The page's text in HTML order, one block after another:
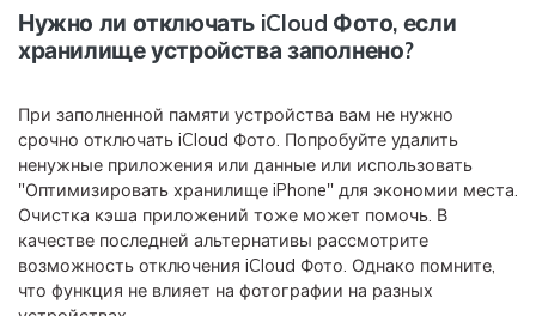
Нужно ли отключать iCloud Фото, если
хранилище устройства заполнено?
При заполненной памяти устройства вам не нужно
срочно отключать iCloud Фото. Попробуйте удалить
ненужные приложения или данные или использовать
"Оптимизировать хранилище iPhone" для экономии места.
Очистка кэша приложений тоже может помочь. В
качестве последней альтернативы рассмотрите
возможность отключения iCloud Фото. Однако помните,
что функция не влияет на фотографии на разных